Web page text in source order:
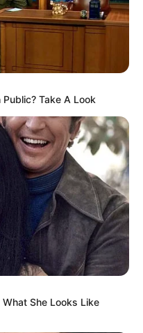
Take A Look
She Looks Like